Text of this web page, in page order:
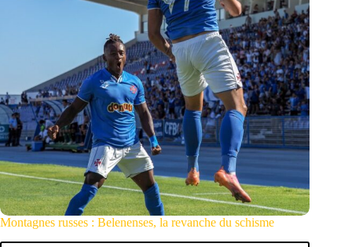
Montagnes russes : Belenenses, la revanche du schisme